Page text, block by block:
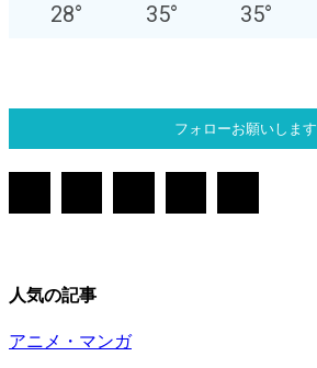
28° 35° 35°
フォローお願いします
人気の記事
アニメ・マンガ